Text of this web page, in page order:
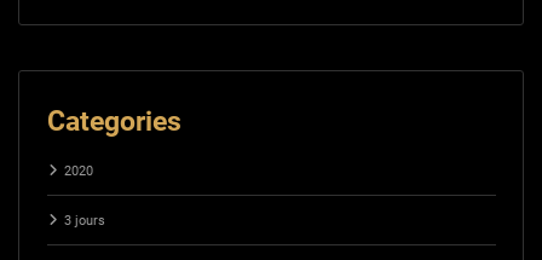
Categories
2020
3 jours